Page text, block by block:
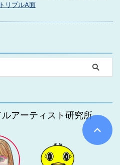
リプルA面
アーティスト研究所